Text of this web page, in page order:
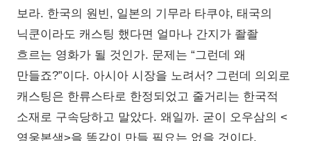
보라. 한국의 원빈, 일본의 기무라 타쿠야, 태국의
닉쿤이라도 캐스팅 했다면 얼마나 간지가 좔좔
흐르는 영화가 될 것인가. 문제는 “그런데 왜
만들죠?”이다. 아시아 시장을 노려서? 그런데 의외로
캐스팅은 한류스타로 한정되었고 줄거리는 한국적
소재로 구속당하고 말았다. 왜일까. 굳이 오우삼의 <
영웅본색>을 똑같이 만들 필요는 없을 것이다.